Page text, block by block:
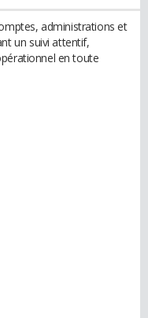
administrations et
un suivi attentif,
en toute